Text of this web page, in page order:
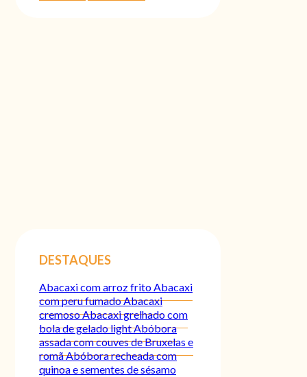
DESTAQUES
Abacaxi com arroz fritoAbacaxi
com peru fumadoAbacaxi
cremosoAbacaxi grelhado com
bola de gelado lightAbóbora
assada com couves de Bruxelas e
romãAbóbora recheada com
quinoa e sementes de sésamo